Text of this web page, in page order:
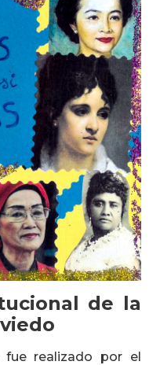
de la
fue realizado por el